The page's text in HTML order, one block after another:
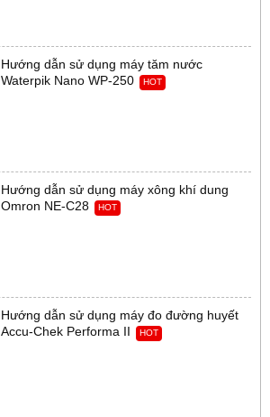
Hướng dẫn sử dụng máy tăm nước
Waterpik Nano WP-250
HOT
Hướng dẫn sử dụng máy xông khí dung
Omron NE-C28
HOT
Hướng dẫn sử dụng máy đo đường huyết
Accu-Chek Performa II
HOT